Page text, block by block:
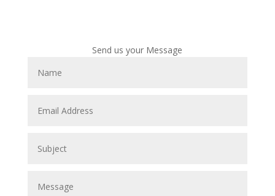
Send us your Message